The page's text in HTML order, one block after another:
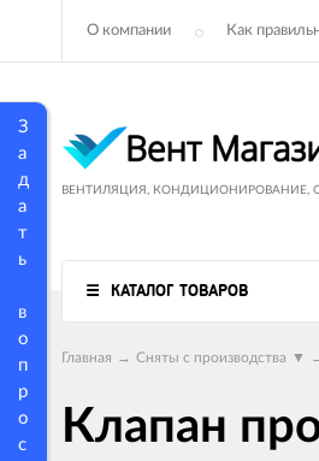
З
а
д
а
т
ь
в
о
п
р
о
с
О компании Как
ВЕНТИЛЯЦИЯ, КОНДИЦИОНИРОВАНИЕ,
КАТАЛОГ ТОВАРОВ
Главная → Сняты с производства ▼
Клапан